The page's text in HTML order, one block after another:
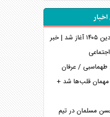
واشنگتن
سیاستگذاری
منافع ملی است؟
غرب آسیا
ایران
متحدان ایران
واریز مابه‌التفاوت حقوق فروردین ۱۴۰۵ آغاز شد | خبر
طهماسبی / عرفان
قلب‌ها شد +
مسلمان در تیم